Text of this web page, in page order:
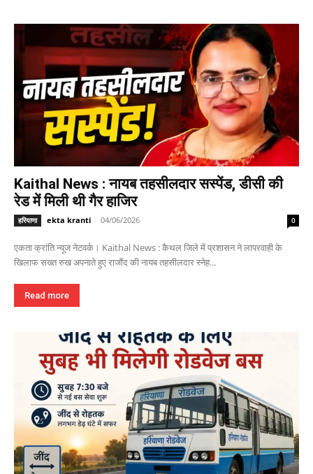
Kaithal News : नायब तहसीलदार सस्पेंड, डीसी की
रेड में मिली थी गैर हाजिर
हरियाणा ekta kranti - 04/06/2026 0
एकता क्रांति न्यूज नेटवर्क। Kaithal News : कैथल जिले में प्रशासन ने लापरवाही के
खिलाफ सख्त रुख अपनाते हुए राजौंद की नायब तहसीलदार स्नेह...
Read more